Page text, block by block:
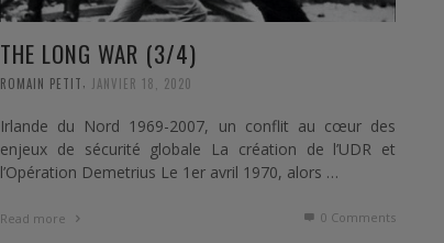
PODCAST 2018
2020
2021
2022
THE LONG WAR (3/4)
ROMAIN PETIT JANVIER 18, 2020
Irlande du Nord 1969-2007, un conflit au cœur des
enjeux de sécurité globale La création de l’UDR et
l’Opération Demetrius Le 1er avril 1970, alors …
Read more 0 Comments